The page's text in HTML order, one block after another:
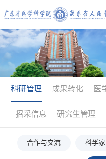
科研管理 成果转化 医
招采信息 研究生管理
合作与交流 科学